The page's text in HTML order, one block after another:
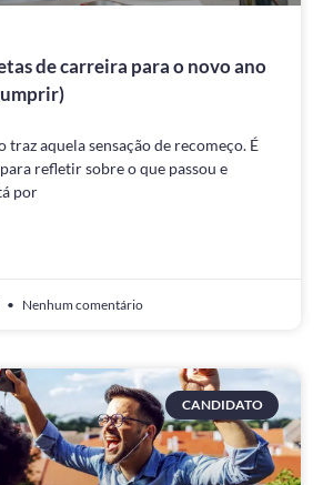
de carreira para o novo ano
traz aquela sensação de recomeço. É
refletir sobre o que passou e
por
Nenhum comentário
CANDIDATO